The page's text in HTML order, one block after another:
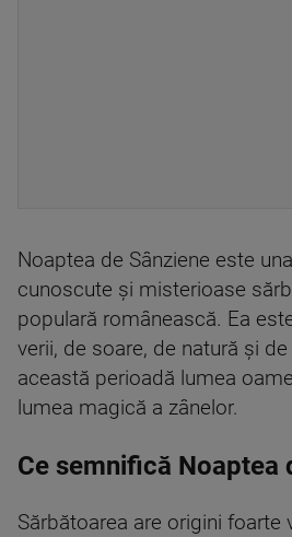
Noaptea de Sânziene este
cunoscute și misterioase
populară românească. Ea
verii, de soare, de natură și
această perioadă lumea
lumea magică a zânelor.
Ce semnifică Noaptea
Sărbătoarea are origini foarte